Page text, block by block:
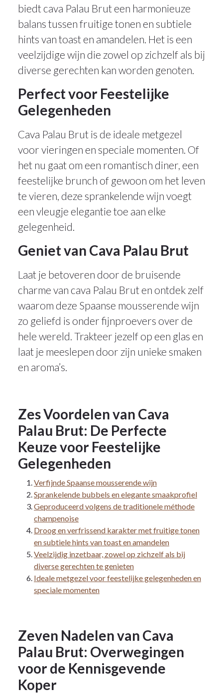
biedt cava Palau Brut een harmonieuze
balans tussen fruitige tonen en subtiele
hints van toast en amandelen. Het is een
veelzijdige wijn die zowel op zichzelf als bij
diverse gerechten kan worden genoten.
Perfect voor Feestelijke
Gelegenheden
Cava Palau Brut is de ideale metgezel
voor vieringen en speciale momenten. Of
het nu gaat om een romantisch diner, een
feestelijke brunch of gewoon om het leven
te vieren, deze sprankelende wijn voegt
een vleugje elegantie toe aan elke
gelegenheid.
Geniet van Cava Palau Brut
Laat je betoveren door de bruisende
charme van cava Palau Brut en ontdek zelf
waarom deze Spaanse mousserende wijn
zo geliefd is onder fijnproevers over de
hele wereld. Trakteer jezelf op een glas en
laat je meeslepen door zijn unieke smaken
en aroma’s.
Zes Voordelen van Cava
Palau Brut: De Perfecte
Keuze voor Feestelijke
Gelegenheden
Verfijnde Spaanse mousserende wijn
Sprankelende bubbels en elegante smaakprofiel
Geproduceerd volgens de traditionele méthode
champenoise
Droog en verfrissend karakter met fruitige tonen
en subtiele hints van toast en amandelen
Veelzijdig inzetbaar, zowel op zichzelf als bij
diverse gerechten te genieten
Ideale metgezel voor feestelijke gelegenheden en
speciale momenten
Zeven Nadelen van Cava
Palau Brut: Overwegingen
voor de Kennisgevende
Koper